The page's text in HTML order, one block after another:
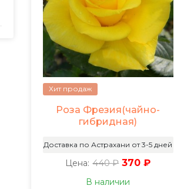
Хит продаж
Роза Фрезия(чайно-
гибридная)
Доставка по Астрахани от 3-5 дней
Цена: 440 ₽ 370 ₽
В наличии